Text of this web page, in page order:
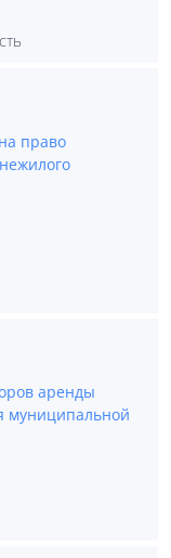
право
аренды
муниципальной